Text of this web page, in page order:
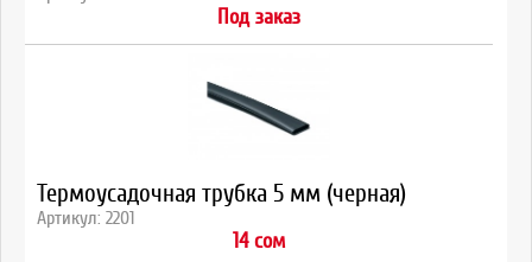
Под заказ
Термоусадочная трубка 5 мм (черная)
Артикул: 2201
14 сом